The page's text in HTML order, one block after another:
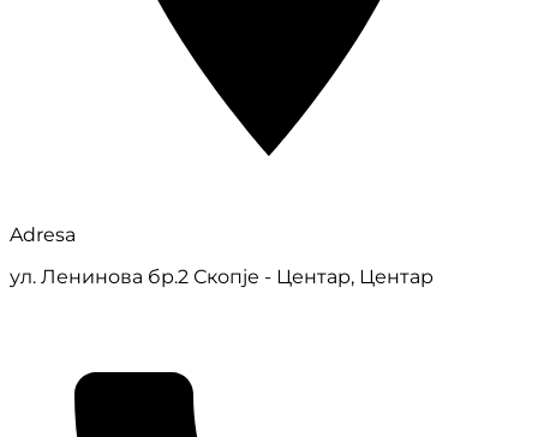
Adresa
ул. Ленинова бр.2 Скопје - Центар, Центар